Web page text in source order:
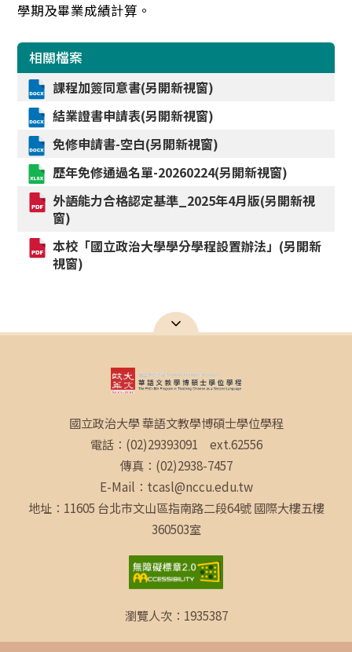
學期及畢業成績計算。
相關檔案
課程加簽同意書(另開新視窗)
結業證書申請表(另開新視窗)
免修申請書-空白(另開新視窗)
歷年免修通過名單-20260224(另開新視窗)
外語能力合格認定基準_2025年4月版(另開新視
窗)
本校「國立政治大學學分學程設置辦法」(另開新
視窗)
國立政治大學 華語文教學博碩士學位學程
電話：(02)29393091 ext.62556
傳真：(02)2938-7457
E-Mail：tcasl@nccu.edu.tw
地址：11605 台北市文山區指南路二段64號 國際大樓五樓
360503室
瀏覽人次： 1935387